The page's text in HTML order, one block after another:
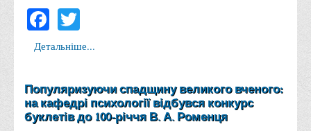
Ресурсний центр зі сталого розвитку
Моніторингу якості освітнього процесу та інноваційного
розвитку
Грантові проєкти ВТЕІ ДТЕУ
Підтримки технологій та інновацій (TISC)
Facebook
Детальніше...
Популяризуючи спадщину великого вченого:
на кафедрі психології відбувся конкурс
буклетів до 100-річчя В. А. Роменця